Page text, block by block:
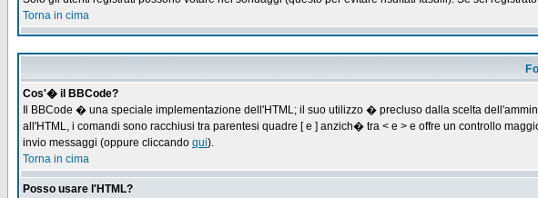
Torna in cima
Cos'� il BBCode?
Il BBCode � una speciale implementazione dell'HTML; il suo utilizzo � precluso dalla scelta
all'HTML, i comandi sono racchiusi tra parentesi quadre [ e ] anzich� tra < e > e offre un controllo
invio messaggi (oppure cliccando qui).
Torna in cima
Posso usare l'HTML?